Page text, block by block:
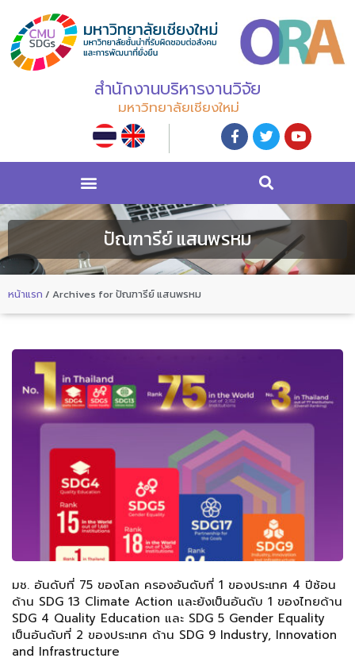
สำนักงานบริหารงานวิจัย
มหาวิทยาลัยเชียงใหม่
ปัณฑารีย์ แสนพรหม
หน้าแรก / Archives for ปัณฑารีย์ แสนพรหม
มช. อันดับที่ 75 ของโลก ครองอันดับที่ 1 ของประเทศ 4 ปีซ้อน
ด้าน SDG 13 Climate Action และยังเป็นอันดับ 1 ของไทยด้าน
SDG 4 Quality Education และ SDG 5 Gender Equality
เป็นอันดับที่ 2 ของประเทศ ด้าน SDG 9 Industry, Innovation
and Infrastructure